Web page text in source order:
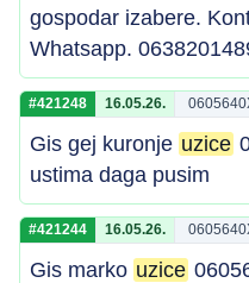
gospodar izabere.
Whatsapp.
#421248 16.05.26.
Gis gej kuronje uzice
ustima daga pusim
#421244 16.05.26.
Gis marko uzice